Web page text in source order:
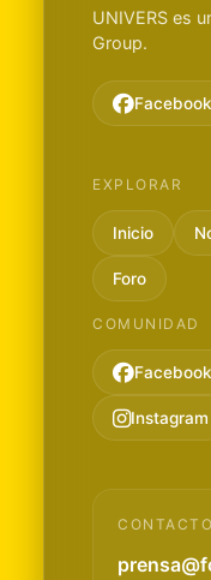
UNIVERS es
Group.
Facebook
EXPLORAR
Inicio
Foro
COMUNIDAD
Facebook
Instagram
CONTACTO